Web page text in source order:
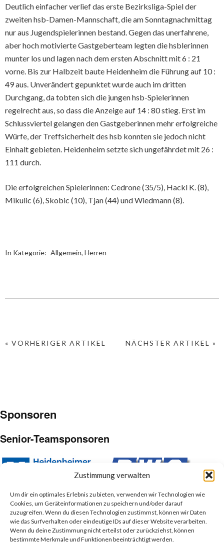
Zustimmung verwalten
Um dir ein optimales Erlebnis zu bieten, verwenden wir Technologien wie
Cookies, um Geräteinformationen zu speichern und/oder darauf
zuzugreifen. Wenn du diesen Technologien zustimmst, können wir Daten
wie das Surfverhalten oder eindeutige IDs auf dieser Website verarbeiten.
Wenn du deine Zustimmung nicht erteilst oder zurückziehst, können
bestimmte Merkmale und Funktionen beeinträchtigt werden.
Deutlich einfacher verlief das erste Bezirksliga-Spiel der
zweiten hsb-Damen-Mannschaft, die am Sonntagnachmittag
nur aus Jugendspielerinnen bestand. Gegen das unerfahrene,
aber hoch motivierte Gastgeberteam legten die hsblerinnen
munter los und lagen nach dem ersten Abschnitt mit 6 : 21
vorne. Bis zur Halbzeit baute Heidenheim die Führung auf 10 :
49 aus. Unverändert gepunktet wurde auch im dritten
Durchgang, da tobten sich die jungen hsb-Spielerinnen
regelrecht aus, so dass die Anzeige auf 14 : 80 stieg. Erst im
Schlussviertel gelangen den Gastgeberinnen mehr erfolgreiche
Würfe, der Treffsicherheit des hsb konnten sie jedoch nicht
Einhalt gebieten. Heidenheim setzte sich ungefährdet mit 26 :
111 durch.
Die erfolgreichen Spielerinnen: Cedrone (35/5), Hackl K. (8),
Mikulic (6), Skobic (10), Tjan (44) und Wiedmann (8).
In Kategorie: Allgemein, Herren
NÄCHSTER ARTIKEL »
« VORHERIGER ARTIKEL
Sponsoren
Senior-Teamsponsoren
Junior-Teamsponsoren